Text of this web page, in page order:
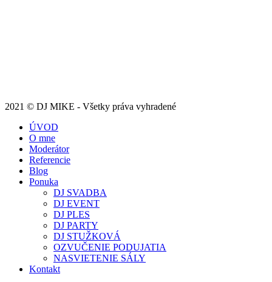
2021 © DJ MIKE - Všetky práva vyhradené
ÚVOD
O mne
Moderátor
Referencie
Blog
Ponuka
DJ SVADBA
DJ EVENT
DJ PLES
DJ PARTY
DJ STUŽKOVÁ
OZVUČENIE PODUJATIA
NASVIETENIE SÁLY
Kontakt